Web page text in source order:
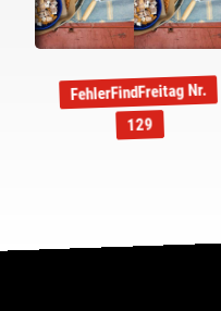
FehlerFindFreitag Nr.
129